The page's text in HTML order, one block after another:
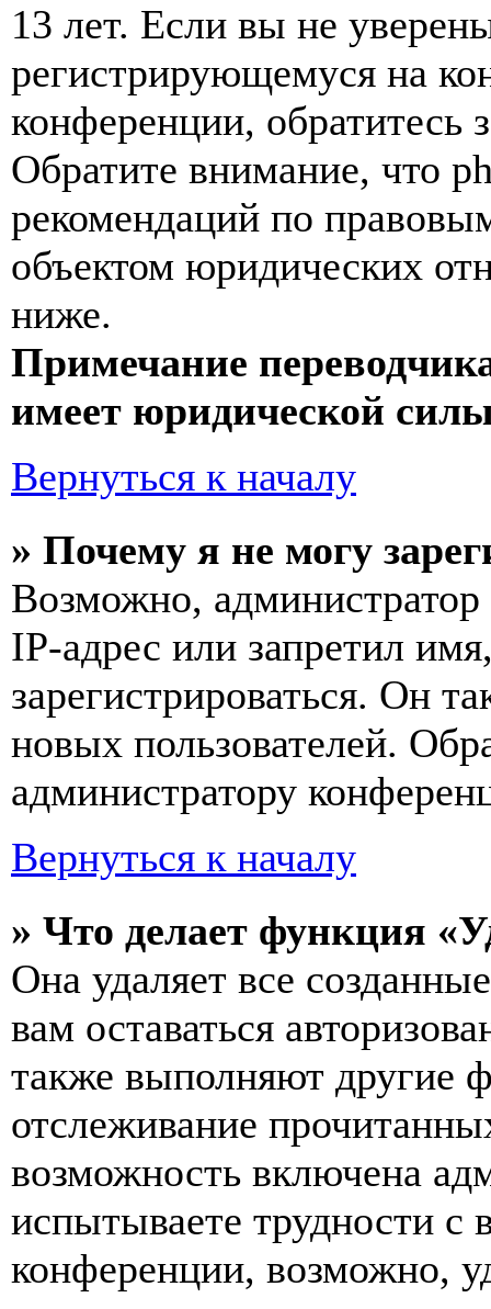
13 лет. Если вы не
регистрирующемуся на
конференции, обратитесь
Обратите внимание, что
рекомендаций по
объектом юридических
ниже.
Примечание
имеет юридической
Вернуться к началу
» Почему я не могу
Возможно,
IP-адрес или запретил
зарегистрироваться. Он
новых пользователей.
администратору
Вернуться к началу
» Что делает функция
Она удаляет все
вам оставаться
также выполняют другие
отслеживание
возможность включена
испытываете трудности с
конференции, возможно,